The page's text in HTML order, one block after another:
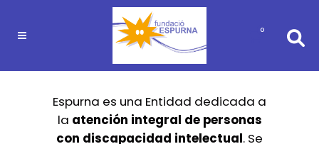
0
Espurna es una Entidad dedicada a
la atención integral de personas
con discapacidad intelectual. Se